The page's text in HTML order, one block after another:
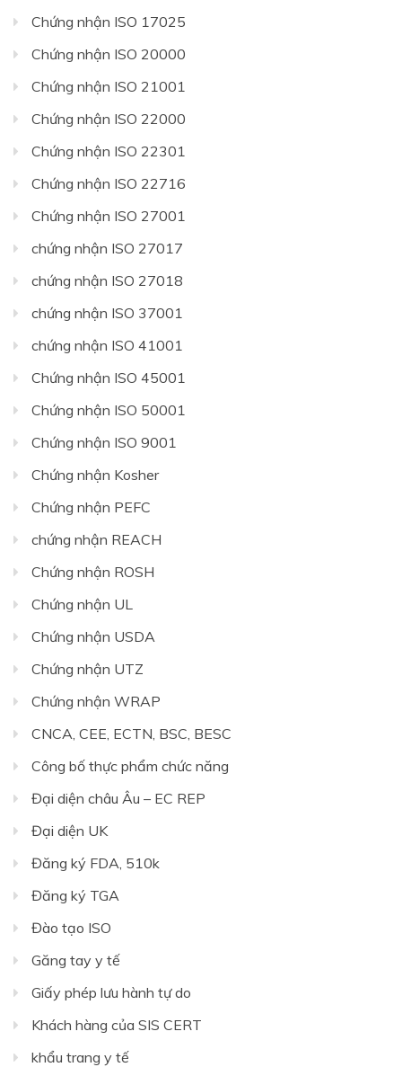
Chứng nhận ISO 17025
Chứng nhận ISO 20000
Chứng nhận ISO 21001
Chứng nhận ISO 22000
Chứng nhận ISO 22301
Chứng nhận ISO 22716
Chứng nhận ISO 27001
chứng nhận ISO 27017
chứng nhận ISO 27018
chứng nhận ISO 37001
chứng nhận ISO 41001
Chứng nhận ISO 45001
Chứng nhận ISO 50001
Chứng nhận ISO 9001
Chứng nhận Kosher
Chứng nhận PEFC
chứng nhận REACH
Chứng nhận ROSH
Chứng nhận UL
Chứng nhận USDA
Chứng nhận UTZ
Chứng nhận WRAP
CNCA, CEE, ECTN, BSC, BESC
Công bố thực phẩm chức năng
Đại diện châu Âu – EC REP
Đại diện UK
Đăng ký FDA, 510k
Đăng ký TGA
Đào tạo ISO
Găng tay y tế
Giấy phép lưu hành tự do
Khách hàng của SIS CERT
khẩu trang y tế